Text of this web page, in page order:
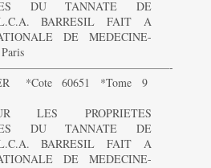
DU TANNATE DE
BARRESIL FAIT A
DE MEDECINE-
*Cote 60651 *Tome 9
LES PROPRIETES
DU TANNATE DE
BARRESIL FAIT A
DE MEDECINE-